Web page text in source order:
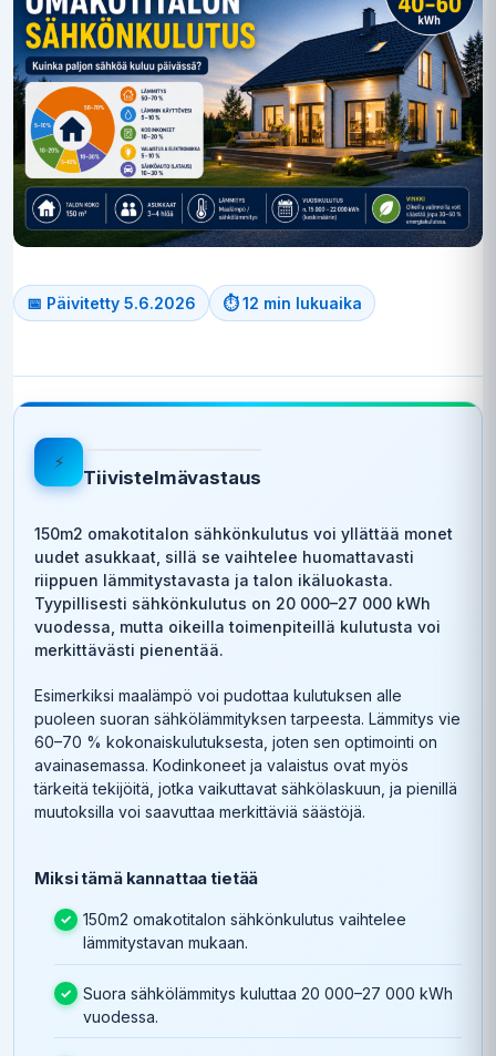
📅 Päivitetty 5.6.2026 ⏱ 12 min lukuaika
⚡
Tiivistelmävastaus
150m2 omakotitalon sähkönkulutus voi yllättää monet
uudet asukkaat, sillä se vaihtelee huomattavasti
riippuen lämmitystavasta ja talon ikäluokasta.
Tyypillisesti sähkönkulutus on 20 000–27 000 kWh
vuodessa, mutta oikeilla toimenpiteillä kulutusta voi
merkittävästi pienentää.
Esimerkiksi maalämpö voi pudottaa kulutuksen alle
puoleen suoran sähkölämmityksen tarpeesta. Lämmitys vie
60–70 % kokonaiskulutuksesta, joten sen optimointi on
avainasemassa. Kodinkoneet ja valaistus ovat myös
tärkeitä tekijöitä, jotka vaikuttavat sähkölaskuun, ja pienillä
muutoksilla voi saavuttaa merkittäviä säästöjä.
Miksi tämä kannattaa tietää
150m2 omakotitalon sähkönkulutus vaihtelee
lämmitystavan mukaan.
Suora sähkölämmitys kuluttaa 20 000–27 000 kWh
vuodessa.